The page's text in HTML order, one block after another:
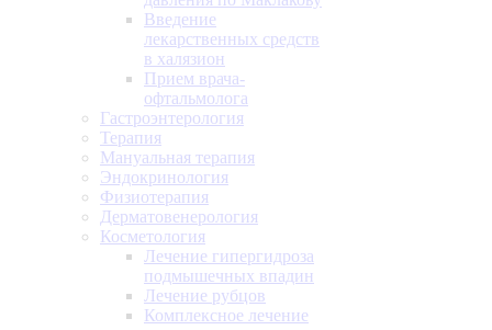
Введение
лекарственных средств
в халязион
Прием врача-
офтальмолога
Гастроэнтерология
Терапия
Мануальная терапия
Эндокринология
Физиотерапия
Дерматовенерология
Косметология
Лечение гипергидроза
подмышечных впадин
Лечение рубцов
Комплексное лечение